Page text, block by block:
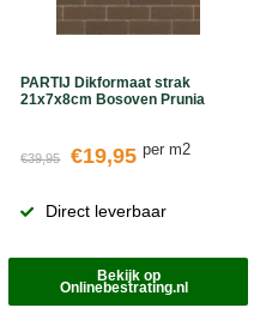
PARTIJ Dikformaat strak
21x7x8cm Bosoven Prunia
€39,95 €19,95 per m2
Direct leverbaar
Bekijk op
Onlinebestrating.nl